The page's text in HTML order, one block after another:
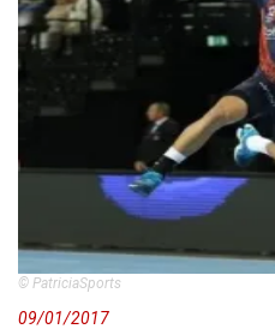
© PatriciaSports
09/01/2017